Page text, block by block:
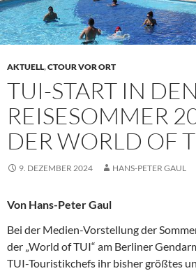
AKTUELL,CTOUR VOR ORT
TUI-START IN DEN
REISESOMMER
DER WORLD OF
9. DEZEMBER 2024 HANS-PETER GAUL
Von Hans-Peter Gaul
Bei der Medien-Vorstellung der
der „World of TUI“ am Berliner
TUI-Touristikchefs ihr bisher größtes